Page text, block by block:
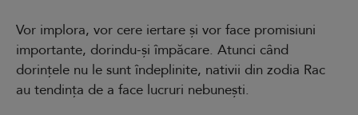
Vor implora, vor cere iertare și vor face promisiuni
importante, dorindu-și împăcare. Atunci când
dorințele nu le sunt îndeplinite, nativii din zodia Rac
au tendința de a face lucruri nebunești.